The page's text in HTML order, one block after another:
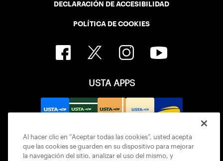
DECLARACIÓN DE ACCESIBILIDAD
POLÍTICA DE COOKIES
USTA APPS
Al hacer clic en “Aceptar todas las cookies”, usted acepta
que las cookies se guarden en su dispositivo para mejorar
la navegación del sitio, analizar el uso del mismo, y